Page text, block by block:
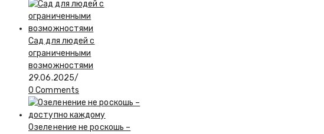
Сад для людей с
ограниченными
возможностями
29.06.2025/
0 Comments
Озеленение не роскошь –